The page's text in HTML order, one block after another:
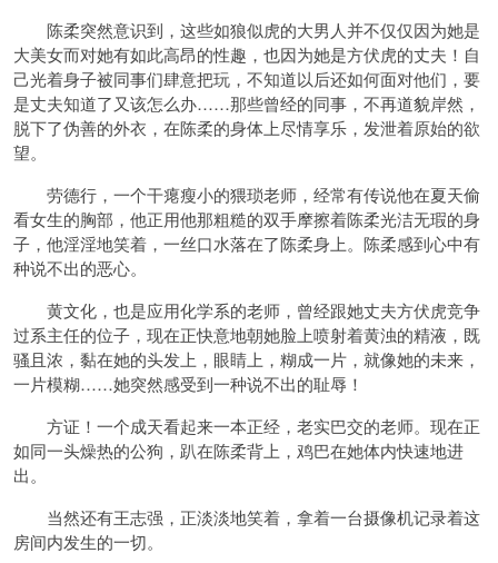
陈柔突然意识到，这些如狼似虎的大男人并不仅仅因为她是
大美女而对她有如此高昂的性趣，也因为她是方伏虎的丈夫！自
己光着身子被同事们肆意把玩，不知道以后还如何面对他们，要
是丈夫知道了又该怎么办……那些曾经的同事，不再道貌岸然，
脱下了伪善的外衣，在陈柔的身体上尽情享乐，发泄着原始的欲
望。
劳德行，一个干瘪瘦小的猥琐老师，经常有传说他在夏天偷
看女生的胸部，他正用他那粗糙的双手摩擦着陈柔光洁无瑕的身
子，他淫淫地笑着，一丝口水落在了陈柔身上。陈柔感到心中有
种说不出的恶心。
黄文化，也是应用化学系的老师，曾经跟她丈夫方伏虎竞争
过系主任的位子，现在正快意地朝她脸上喷射着黄浊的精液，既
骚且浓，黏在她的头发上，眼睛上，糊成一片，就像她的未来，
一片模糊……她突然感受到一种说不出的耻辱！
方证！一个成天看起来一本正经，老实巴交的老师。现在正
如同一头燥热的公狗，趴在陈柔背上，鸡巴在她体内快速地进
出。
当然还有王志强，正淡淡地笑着，拿着一台摄像机记录着这
房间内发生的一切。